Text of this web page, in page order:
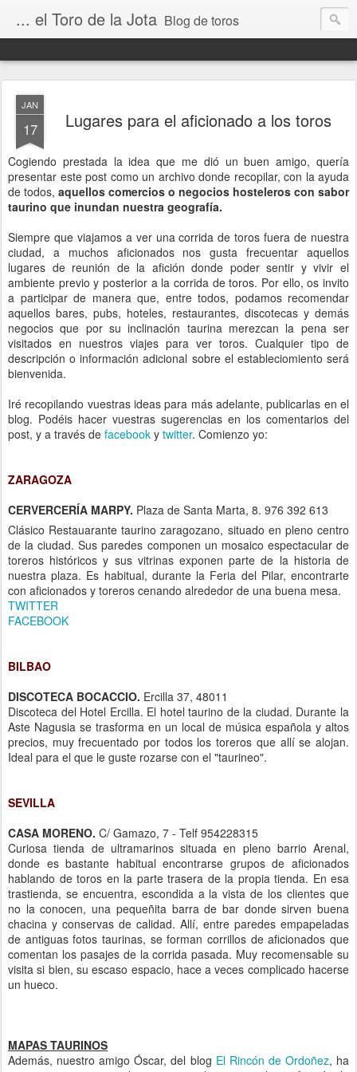
... el Toro de la Jota Blog de toros
JAN
17 Lugares para el aficionado a los toros
Cogiendo prestada la idea que me dió un buen amigo, quería
presentar este post como un archivo donde recopilar, con la ayuda
de todos, aquellos comercios o negocios hosteleros con sabor
taurino que inundan nuestra geografía.
Siempre que viajamos a ver una corrida de toros fuera de nuestra
ciudad, a muchos aficionados nos gusta frecuentar aquellos
lugares de reunión de la afición donde poder sentir y vivir el
ambiente previo y posterior a la corrida de toros. Por ello, os invito
a participar de manera que, entre todos, podamos recomendar
aquellos bares, pubs, hoteles, restaurantes, discotecas y demás
negocios que por su inclinación taurina merezcan la pena ser
visitados en nuestros viajes para ver toros. Cualquier tipo de
descripción o información adicional sobre el estableciomiento será
bienvenida.
Iré recopilando vuestras ideas para más adelante, publicarlas en el
blog. Podéis hacer vuestras sugerencias en los comentarios del
post, y a través de facebook y twitter. Comienzo yo:
ZARAGOZA
CERVERCERÍA MARPY. Plaza de Santa Marta, 8. 976 392 613
Clásico Restauarante taurino zaragozano, situado en pleno centro
de la ciudad. Sus paredes componen un mosaico espectacular de
toreros históricos y sus vitrinas exponen parte de la historia de
nuestra plaza. Es habitual, durante la Feria del Pilar, encontrarte
con aficionados y toreros cenando alrededor de una buena mesa.
TWITTER
FACEBOOK
BILBAO
DISCOTECA BOCACCIO. Ercilla 37, 48011
Discoteca del Hotel Ercilla. El hotel taurino de la ciudad. Durante la
Aste Nagusia se trasforma en un local de música española y altos
precios, muy frecuentado por todos los toreros que allí se alojan.
Ideal para el que le guste rozarse con el "taurineo".
SEVILLA
CASA MORENO. C/ Gamazo, 7 - Telf 954228315
Curiosa tienda de ultramarinos situada en pleno barrio Arenal,
donde es bastante habitual encontrarse grupos de aficionados
hablando de toros en la parte trasera de la propia tienda. En esa
trastienda, se encuentra, escondida a la vista de los clientes que
no la conocen, una pequeñita barra de bar donde sirven buena
chacina y conservas de calidad. Allí, entre paredes empapeladas
de antiguas fotos taurinas, se forman corrillos de aficionados que
comentan los pasajes de la corrida pasada. Muy recomensable su
visita si bien, su escaso espacio, hace a veces complicado hacerse
un hueco.
MAPAS TAURINOS
Además, nuestro amigo Óscar, del blog El Rincón de Ordoñez, ha